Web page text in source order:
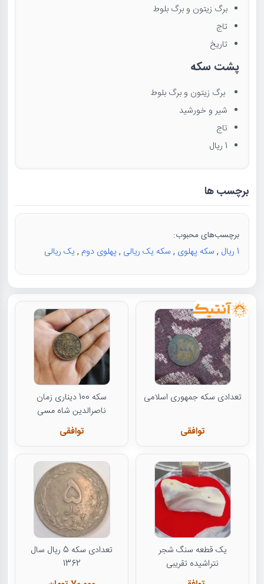
برگ زیتون و برگ بلوط
تاج
تاریخ
پشت سکه
برگ زیتون و برگ بلوط
شیر و خورشید
تاج
1 ریال
برچسب ها
برچسب‌های محبوب:
1 ریال , سکه پهلوی , سکه یک ریالی , پهلوی دوم , یک ریالی
تعدادی سکه جمهوری اسلامی
توافقی
سکه 100 دیناری زمان
ناصرالدین شاه مسی
توافقی
یک قطعه سنگ شجر
نتراشیده تقریبی
تعدادی سکه 5 ریال سال
1362